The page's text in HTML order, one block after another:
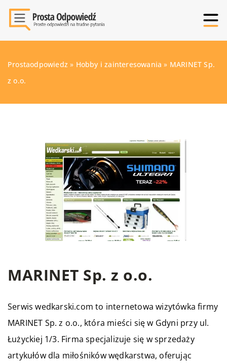
Prostaodpowiedz » Hobby i zainteresowania » MARINET Sp.
z o.o.
MARINET Sp. z o.o.
Serwis wedkarski.com to internetowa wizytówka firmy
MARINET Sp. z o.o., która mieści się w Gdyni przy ul.
Łużyckiej 1/3. Firma specjalizuje się w sprzedaży
artykułów dla miłośników wędkarstwa, oferując